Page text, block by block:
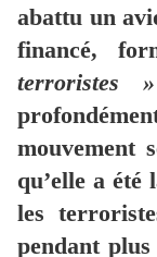
abattu un
financé,
terroristes »
mouvement
qu’elle a
les
pendant plus